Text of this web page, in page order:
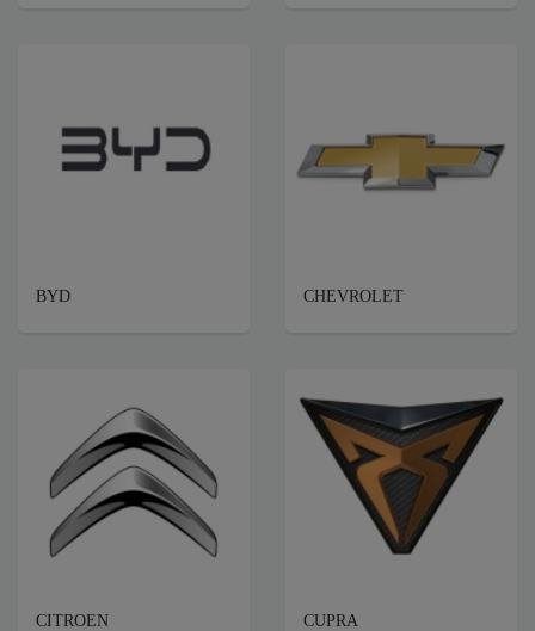
BYD CHEVROLET
CITROEN CUPRA